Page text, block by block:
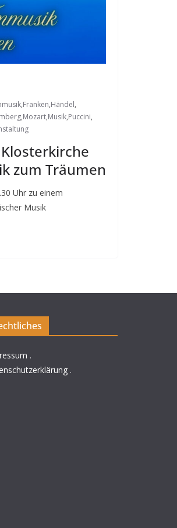
,Franken,Händel,
,Mozart,Musik,Puccini,
zum Träumen
Uhr zu einem
Musik
.
.